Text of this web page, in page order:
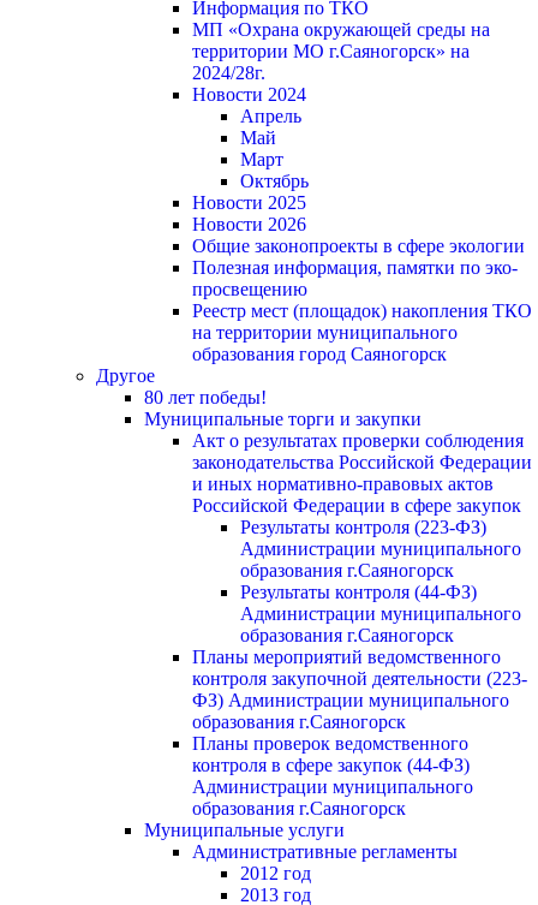
Информация по ТКО
МП «Охрана окружающей среды на
территории МО г.Саяногорск» на
2024/28г.
Новости 2024
Апрель
Май
Март
Октябрь
Новости 2025
Новости 2026
Общие законопроекты в сфере экологии
Полезная информация, памятки по эко-
просвещению
Реестр мест (площадок) накопления ТКО
на территории муниципального
образования город Саяногорск
Другое
80 лет победы!
Муниципальные торги и закупки
Акт о результатах проверки соблюдения
законодательства Российской Федерации
и иных нормативно-правовых актов
Российской Федерации в сфере закупок
Результаты контроля (223-ФЗ)
Администрации муниципального
образования г.Саяногорск
Результаты контроля (44-ФЗ)
Администрации муниципального
образования г.Саяногорск
Планы мероприятий ведомственного
контроля закупочной деятельности (223-
ФЗ) Администрации муниципального
образования г.Саяногорск
Планы проверок ведомственного
контроля в сфере закупок (44-ФЗ)
Администрации муниципального
образования г.Саяногорск
Муниципальные услуги
Административные регламенты
2012 год
2013 год